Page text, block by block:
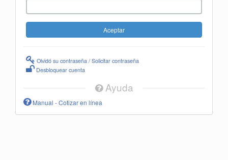
Olvidó su contraseña / Solicitar contraseña
Desbloquear cuenta
Ayuda
Manual - Cotizar en línea